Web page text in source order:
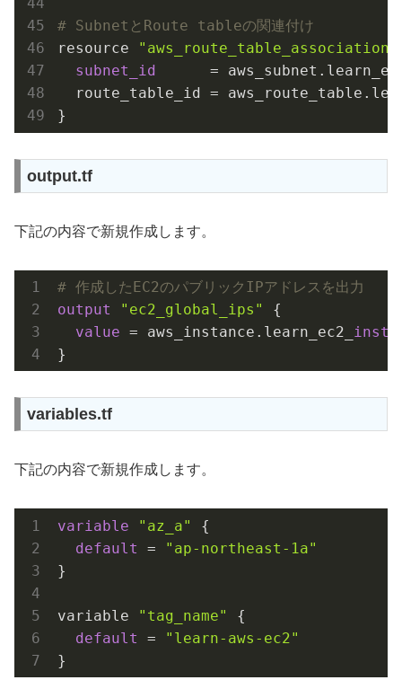
# SubnetとRoute tableの関連付け
resource
"aws_route_table_association"
subnet_id
=
route_table_id =
output.tf
下記の内容で新規作成します。
# 作成したEC2のパブリックIPアドレスを出力
output
"ec2_global_ips"
{
value = aws_instance.learn_ec2_
}
variables.tf
下記の内容で新規作成します。
variable "az_a"
{
default
=
"ap-northeast-1a"
}
variable "tag_name"
{
default
=
"learn-aws-ec2"
}